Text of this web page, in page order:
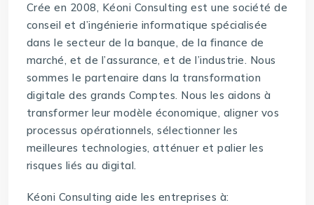
Crée en 2008, Kéoni Consulting est une société de
conseil et d’ingénierie informatique spécialisée
dans le secteur de la banque, de la finance de
marché, et de l’assurance, et de l’industrie. Nous
sommes le partenaire dans la transformation
digitale des grands Comptes. Nous les aidons à
transformer leur modèle économique, aligner vos
processus opérationnels, sélectionner les
meilleures technologies, atténuer et palier les
risques liés au digital.
Kéoni Consulting aide les entreprises à: